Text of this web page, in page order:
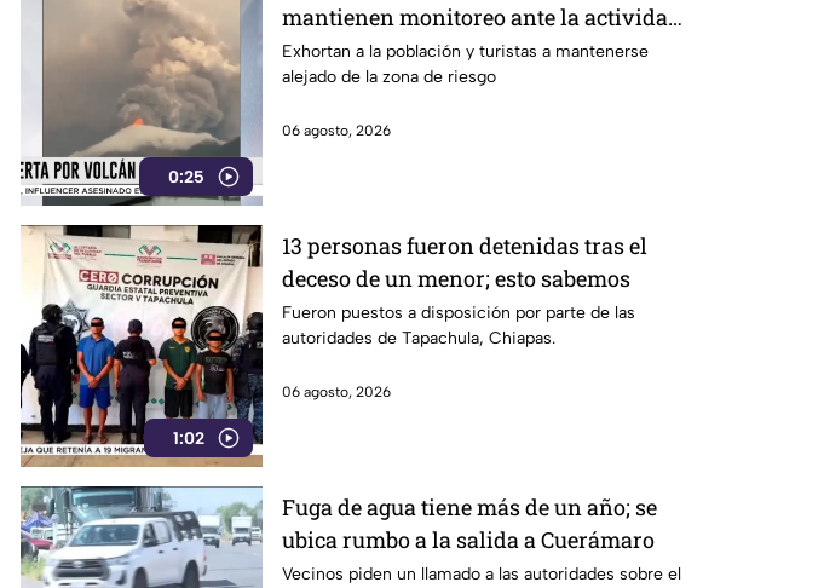
0:25
mantienen monitoreo ante la actividad
volcánica
Exhortan a la población y turistas a mantenerse
alejado de la zona de riesgo
06 agosto, 2026
1:02
13 personas fueron detenidas tras el
deceso de un menor; esto sabemos
Fueron puestos a disposición por parte de las
autoridades de Tapachula, Chiapas.
06 agosto, 2026
Fuga de agua tiene más de un año; se
ubica rumbo a la salida a Cuerámaro
Vecinos piden un llamado a las autoridades sobre el